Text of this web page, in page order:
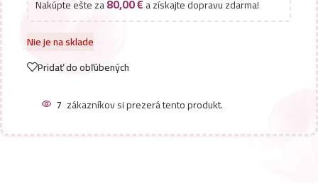
Nakúpte ešte za80,00€a získajte dopravu zdarma!
Nie je na sklade
Pridať do obľúbených
7 zákazníkov si prezerá tento produkt.